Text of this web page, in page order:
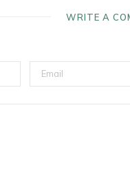
WRITE A